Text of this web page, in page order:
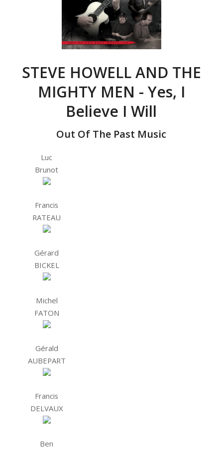
STEVE HOWELL AND THE
MIGHTY MEN - Yes, I
Believe I Will
Out Of The Past Music
Luc
Brunot
Francis
RATEAU
Gérard
BICKEL
Michel
FATON
Gérald
AUBEPART
Francis
DELVAUX
Ben